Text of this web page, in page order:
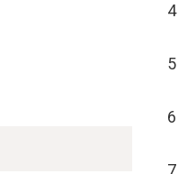
4
5
6
7